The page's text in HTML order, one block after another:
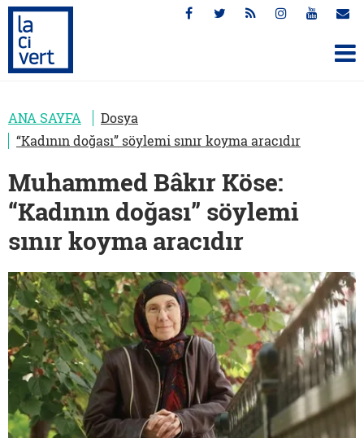
ANA SAYFA
Dosya
“Kadının doğası” söylemi sınır koyma aracıdır
Muhammed Bâkır Köse:
“Kadının doğası” söylemi
sınır koyma aracıdır